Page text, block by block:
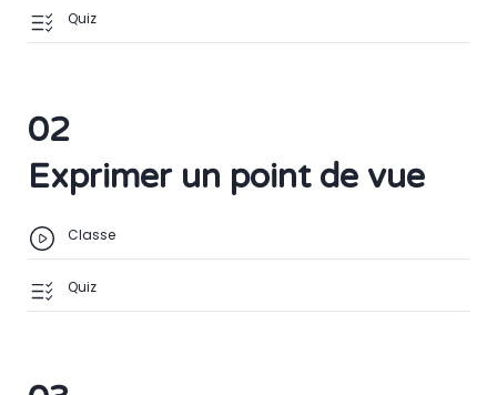
Quiz
02
Exprimer un point de vue
Classe
Quiz